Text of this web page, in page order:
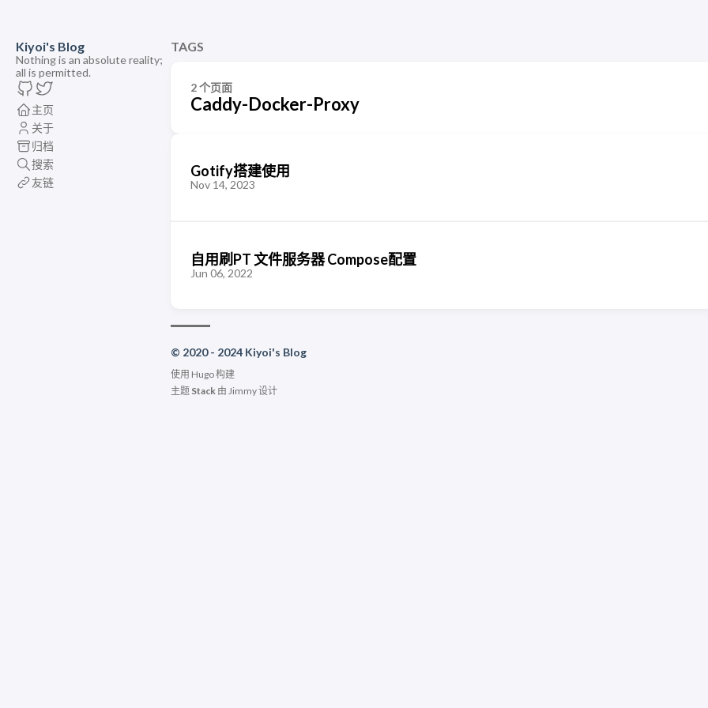
Kiyoi's Blog
Nothing is an absolute reality;
all is permitted.
主页
关于
归档
搜索
友链
TAGS
2 个页面
Caddy-Docker-Proxy
Gotify搭建使用
Nov 14, 2023
自用刷PT 文件服务器 Compose配置
Jun 06, 2022
© 2020 - 2024 Kiyoi's Blog
使用 Hugo构建
主题 Stack由 Jimmy设计